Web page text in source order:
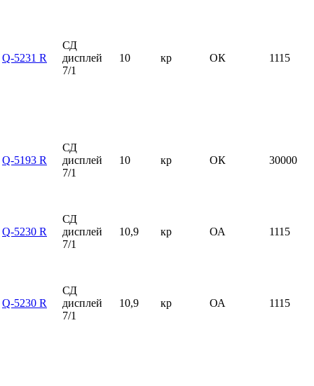
Q-5231 R
СД
дисплей
7/1
10 кр ОК 1115
Q-5193 R
СД
дисплей
7/1
10 кр ОК 30000
Q-5230 R
СД
дисплей
7/1
10,9 кр ОА 1115
Q-5230 R
СД
дисплей
7/1
10,9 кр ОА 1115